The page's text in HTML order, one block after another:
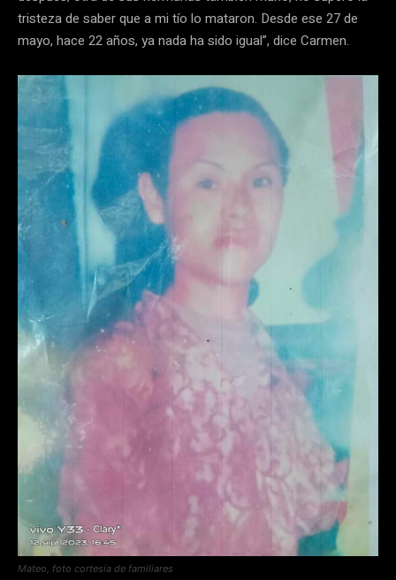
tristeza de saber que a mi tío lo mataron. Desde ese 27 de
mayo, hace 22 años, ya nada ha sido igual”, dice Carmen.
Mateo, foto cortesía de familiares